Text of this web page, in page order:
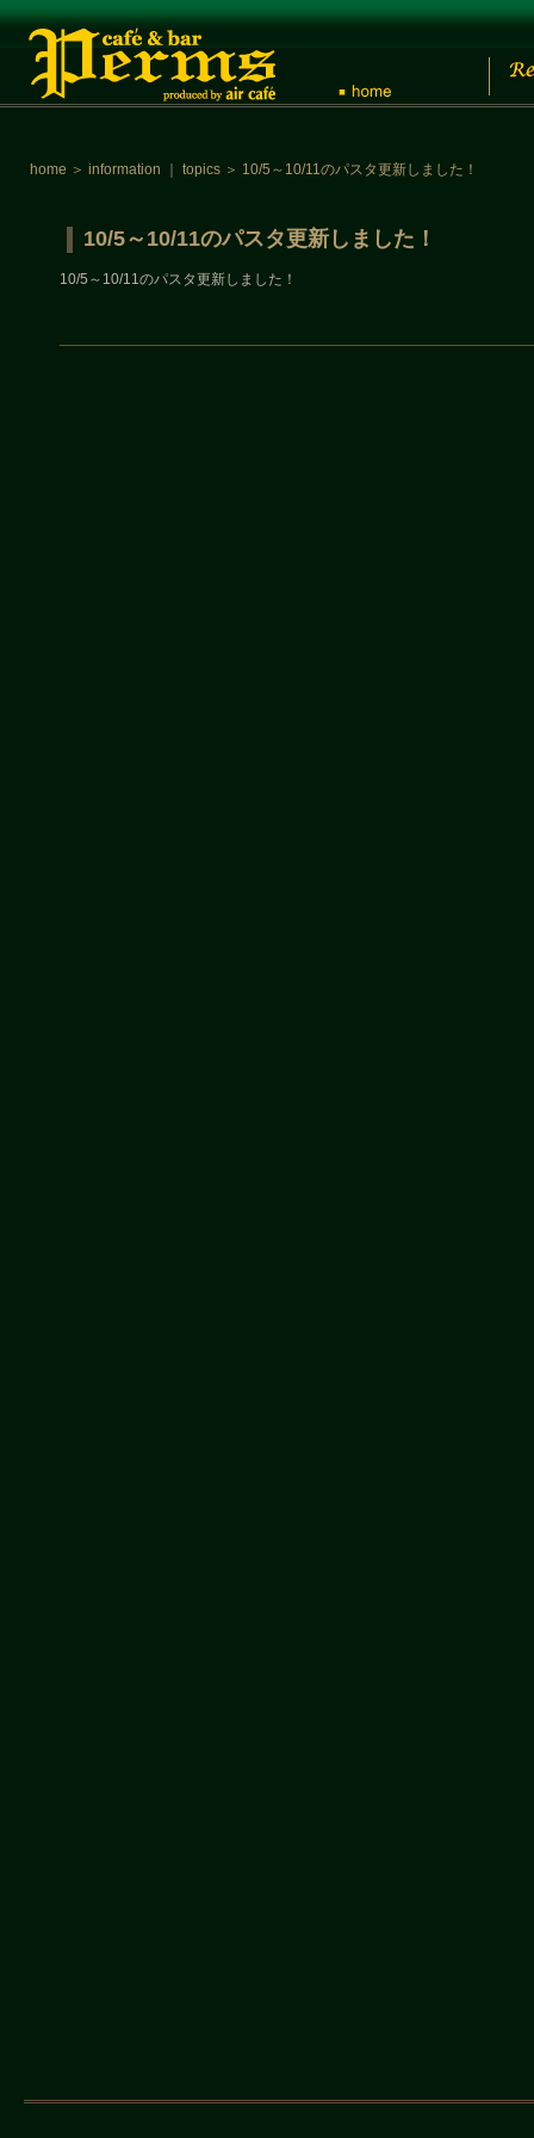
home ＞ information topics ＞ 10/5～10/11のパスタ更新しました！
10/5～10/11のパスタ更新しました！
10/5～10/11のパスタ更新しました！